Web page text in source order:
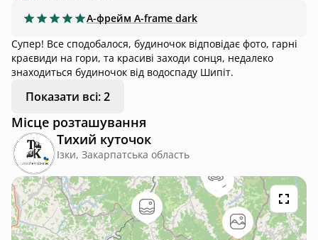
А-фрейм A-frame dark
Супер! Все сподобалося, будиночок відповідає фото, гарні
краєвиди на гори, та красиві заходи сонця, недалеко
знаходиться будиночок від водоспаду Шипіт.
Показати всі: 2
Місце розташування
Тихий куточок
Ізки, Закарпатська область